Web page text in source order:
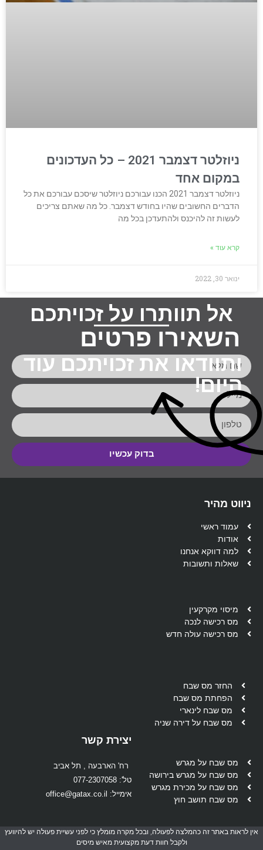
ניוזלטר דצמבר 2021 – כל העדכונים
במקום אחד
ניוזלטר דצמבר 2021 הכנו עבורכם ניוזלטר שיסכם עבורכם את כל
הדברים החשובים שהיו בחודש דצמבר. כל מה שאתם צריכים
לעשות זה להיכנס ולהתעדכן בכל מה
קרא עוד »
ינואר 30, 2022
אל תוותרו על זכויתכם
השאירו פרטים
ותוודאו את זכויתכם עוד
היום!
בדוק עכשיו
ניווט מהיר
עמוד ראשי
אודות
למה דווקא אנחנו
שאלות ותשובות
מיסוי מקרקעין
מס רכישה לנכה
מס רכישה עולה חדש
החזר מס שבח
הפחתת מס שבח
מס שבח לינארי
מס שבח על דירה שניה
מס שבח על מגרש
מס שבח על מגרש בירושה
מס שבח על מכירת מגרש
מס שבח תושב חוץ
יצירת קשר
רח' הארבעה , תל אביב
טל': 077-2307058
אימייל: office@gatax.co.il
לראות באתר זה כהמלצה לפעולה, ובכל מקרה מומלץ כי לפני עשיית פעולה יש להיוועץ
ולקבל חוות דעת מקצועית מאיש מיסים